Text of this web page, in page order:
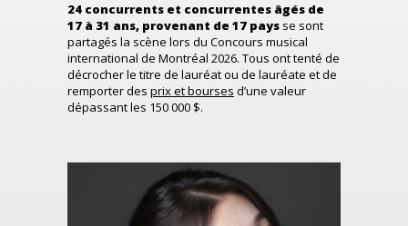
24 concurrents et concurrentes âgés de
17 à 31 ans, provenant de 17 pays se sont
partagés la scène lors du Concours musical
international de Montréal 2026. Tous ont tenté de
décrocher le titre de lauréat ou de lauréate et de
remporter des prix et bourses d’une valeur
dépassant les 150 000 $.